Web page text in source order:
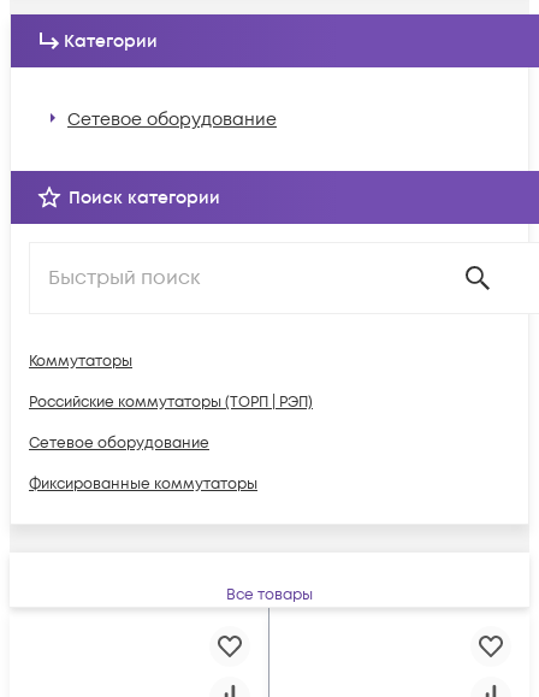
Категории
Сетевое оборудование
Поиск категории
Коммутаторы
Российские коммутаторы (ТОРП | РЭП)
Сетевое оборудование
Фиксированные коммутаторы
Все товары